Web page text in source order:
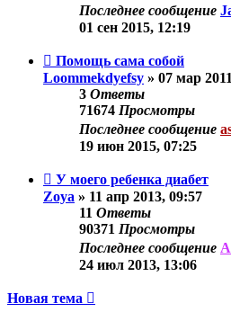
Последнее сообщение
01 сен 2015, 12:19
Помощь сама собой
Loommekdyefsy » 07 мар
3 Ответы
71674 Просмотры
Последнее сообщение
19 июн 2015, 07:25
У моего ребенка диабет
Zoya » 11 апр 2013, 09:57
11 Ответы
90371 Просмотры
Последнее сообщение
24 июл 2013, 13:06
Новая тема